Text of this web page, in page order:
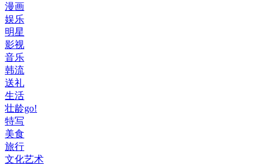
漫画
娱乐
明星
影视
音乐
韩流
送礼
生活
壮龄go!
特写
美食
旅行
文化艺术